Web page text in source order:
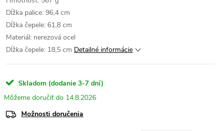
Dĺžka palice: 96,4 cm
Dĺžka čepele: 61,8 cm
Materiál: nerezová ocel
Dĺžka čepele: 18,5 cm Detailné informácie
Skladom (dodanie 3-7 dní)
14.8.2026
Možnosti doručenia